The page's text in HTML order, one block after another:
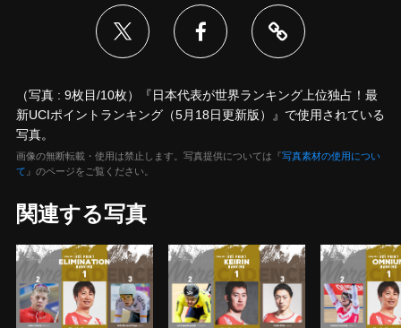
（写真 : 9枚目/10枚）『日本代表が世界ランキング上位独占！最
新UCIポイントランキング（5月18日更新版）』で使用されている
写真。
画像の無断転載・使用は禁止します。写真提供については『写真素材の使用につい
て 』のページをご覧ください。
関連する写真